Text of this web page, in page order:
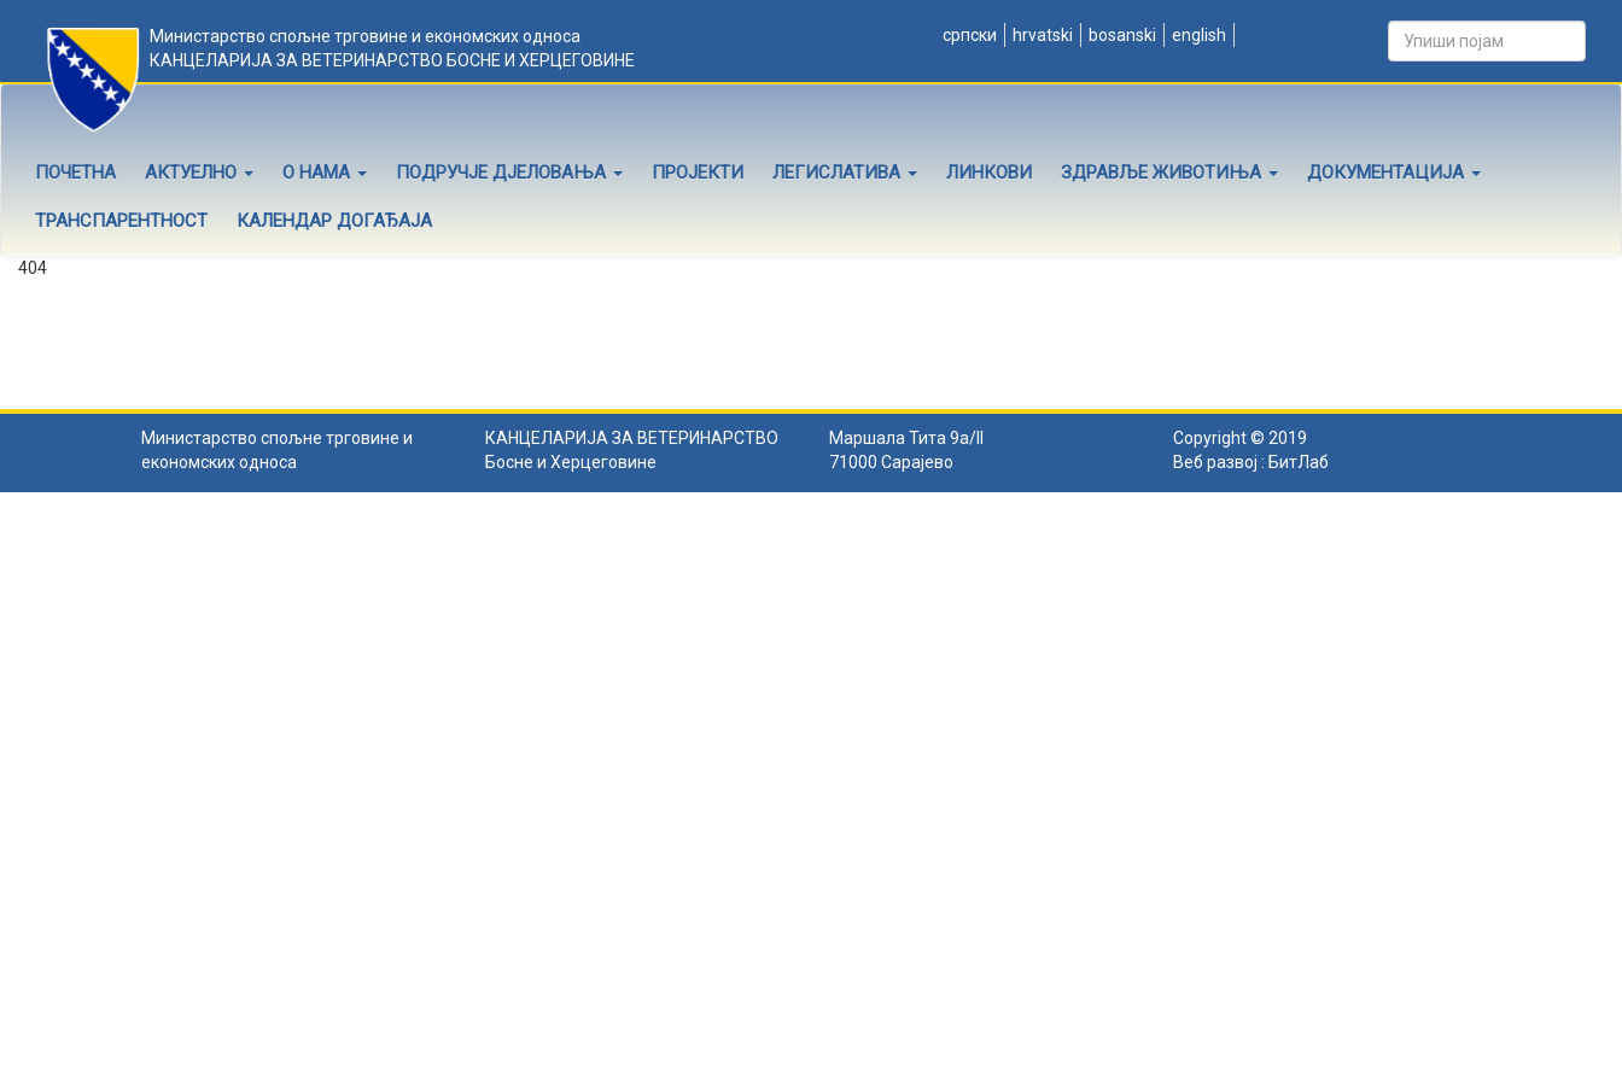
Министарство спољне трговине и економских односа
КАНЦЕЛАРИЈА ЗА ВЕТЕРИНАРСТВО БОСНЕ И ХЕРЦЕГОВИНЕ
српски hrvatski bosanski english
ПОЧЕТНА АКТУЕЛНО О НАМА ПОДРУЧЈЕ ДЈЕЛОВАЊА ПРОЈЕКТИ ЛЕГИСЛАТИВА ЛИНКОВИ ЗДРАВЉЕ ЖИВОТИЊА ДОКУМЕНТАЦИЈА
ТРАНСПАРЕНТНОСТ КАЛЕНДАР ДОГАЂАЈА
404
Министарство спољне трговине и
економских односа
КАНЦЕЛАРИЈА ЗА ВЕТЕРИНАРСТВО
Босне и Херцеговине
Маршала Тита 9а/II
71000 Сарајево
Copyright © 2019
Веб развој : БитЛаб